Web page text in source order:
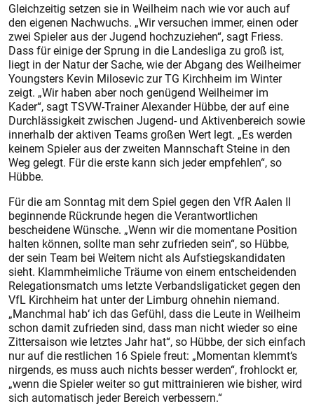
Gleichzeitig setzen sie in Weilheim nach wie vor auch auf
den eigenen Nachwuchs. „Wir versuchen immer, einen oder
zwei Spieler aus der Jugend hochzuziehen“, sagt Friess.
Dass für einige der Sprung in die Landesliga zu groß ist,
liegt in der Natur der Sache, wie der Abgang des Weilheimer
Youngsters Kevin Milosevic zur TG Kirchheim im Winter
zeigt. „Wir haben aber noch genügend Weilheimer im
Kader“, sagt TSVW-Trainer Alexander Hübbe, der auf eine
Durchlässigkeit zwischen Jugend- und Aktivenbereich sowie
innerhalb der aktiven Teams großen Wert legt. „Es werden
keinem Spieler aus der zweiten Mannschaft Steine in den
Weg gelegt. Für die erste kann sich jeder empfehlen“, so
Hübbe.
Für die am Sonntag mit dem Spiel gegen den VfR Aalen II
beginnende Rückrunde hegen die Verantwortlichen
bescheidene Wünsche. „Wenn wir die momentane Position
halten können, sollte man sehr zufrieden sein“, so Hübbe,
der sein Team bei Weitem nicht als Aufstiegskandidaten
sieht. Klammheimliche Träume von einem entscheidenden
Relegationsmatch ums letzte Verbandsligaticket gegen den
VfL Kirchheim hat unter der Limburg ohnehin niemand.
„Manchmal hab‘ ich das Gefühl, dass die Leute in Weilheim
schon damit zufrieden sind, dass man nicht wieder so eine
Zittersaison wie letztes Jahr hat“, so Hübbe, der sich einfach
nur auf die restlichen 16 Spiele freut: „Momentan klemmt‘s
nirgends, es muss auch nichts besser werden“, frohlockt er,
„wenn die Spieler weiter so gut mittrainieren wie bisher, wird
sich automatisch jeder Bereich verbessern.“